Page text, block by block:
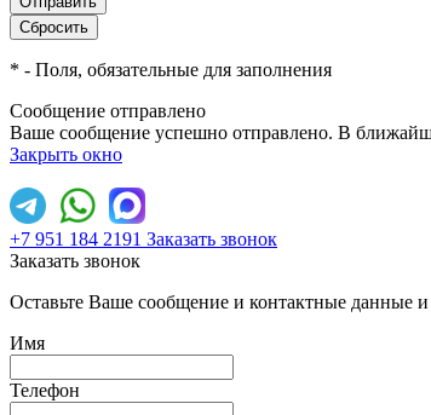
* - Поля, обязательные для заполнения
Сообщение отправлено
Ваше сообщение успешно отправлено. В
Закрыть окно
+7 951 184 2191 Заказать звонок
Заказать звонок
Оставьте Ваше сообщение и контактные данные
Имя
Телефон